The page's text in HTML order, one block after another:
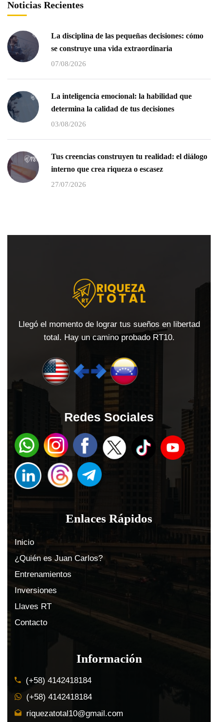
Noticias Recientes
La disciplina de las pequeñas decisiones: cómo
se construye una vida extraordinaria
07/08/2026
La inteligencia emocional: la habilidad que
determina la calidad de tus decisiones
03/08/2026
Tus creencias construyen tu realidad: el diálogo
interno que crea riqueza o escasez
27/07/2026
Llegó el momento de lograr tus sueños en libertad
total. Hay un camino probado RT10.
Redes Sociales
Enlaces Rápidos
Inicio
¿Quién es Juan Carlos?
Entrenamientos
Inversiones
Llaves RT
Contacto
Información
(+58) 4142418184
(+58) 4142418184
riquezatotal10@gmail.com